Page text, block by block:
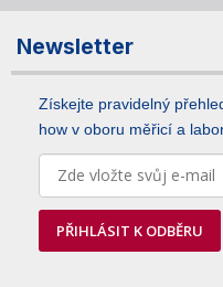
Newsletter
Získejte pravidelný
how v oboru měřicí a
PŘIHLÁSIT K ODBĚRU